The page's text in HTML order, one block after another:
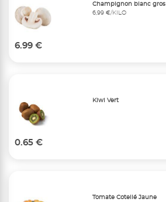
Champignon blanc gros
6,99 €/KILO
6.99 €
Kiwi Vert
0.65 €
Tomate Cotellé Jaune